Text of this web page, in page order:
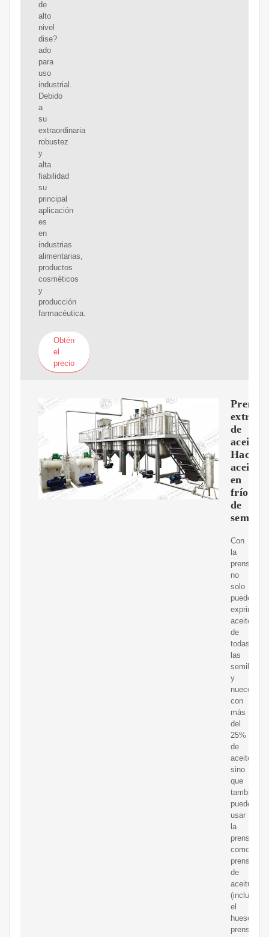
de
alto
nivel
dise?
ado
para
uso
industrial.
Debido
a
su
extraordinaria
robustez
y
alta
fiabilidad
su
principal
aplicación
es
en
industrias
alimentarias,
productos
cosméticos
y
producción
farmacéutica.
Obtén
el
precio
Prensa
de
aceite
Hacer
aceite
en
frío
de
semillas
Con
la
prensa
no
solo
puede
exprimir
aceite
de
todas
las
semillas
y
nueces
con
más
del
25%
de
aceite,
sino
que
también
puede
usar
la
prensa
como
prensa
de
aceitunas
(incluido
el
hueso),
prensa